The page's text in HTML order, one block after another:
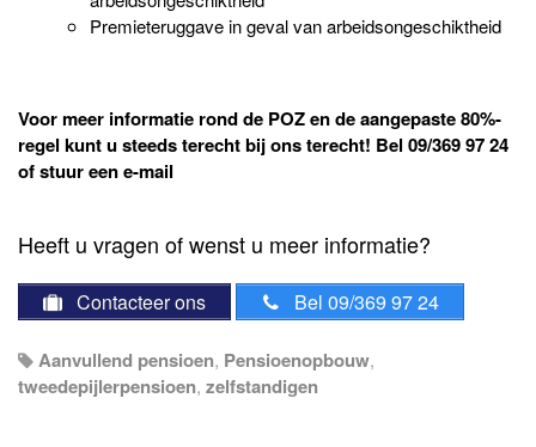
Premieteruggave in geval van arbeidsongeschiktheid
Voor meer informatie rond de POZ en de aangepaste 80%-
regel kunt u steeds terecht bij ons terecht! Bel 09/369 97 24
of stuur een e-mail
Heeft u vragen of wenst u meer informatie?
Contacteer ons Bel 09/369 97 24
Aanvullend pensioen, Pensioenopbouw,
tweedepijlerpensioen, zelfstandigen